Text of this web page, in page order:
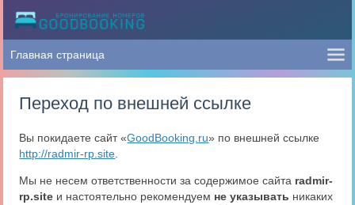
Переход по внешней ссылке
Вы покидаете сайт «GoodBooking.ru» по внешней ссылке
http://radmir-rp.site
Мы не несем ответственности за содержимое сайта radmir-
rp.site и настоятельно рекомендуем не указывать никаких